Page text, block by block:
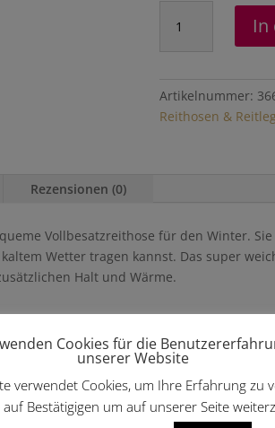
Vollbesatzreithose
"Lydia"
Menge
In
Artikelnummer:
Reithosen &
Rezensionen (0)
Vollbesatzreithose für den Winter.
Wetter tragen kannst. Das super
Halt und Wärme.
Cookies für die
unserer Website
verwendet Cookies, um Ihre Erfahrung zu
auf Bestätigigen um auf unserer Seite